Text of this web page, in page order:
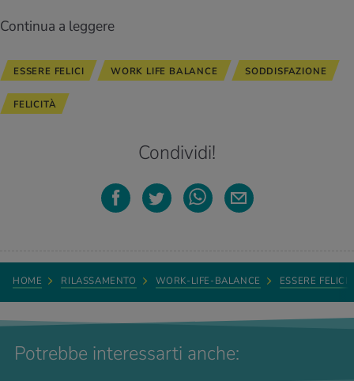
Continua a leggere
ESSERE FELICI WORK LIFE BALANCE SODDISFAZIONE
FELICITÀ
Condividi!
HOME RILASSAMENTO WORK-LIFE-BALANCE ESSERE FELICI
Potrebbe interessarti anche: